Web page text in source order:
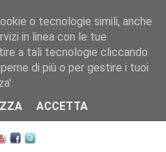
RISPONDE SONDAGGI
o tecnologie simili, anche
in linea con le tue
a tali tecnologie cliccando
di più o per gestire i tuoi
ACCETTA